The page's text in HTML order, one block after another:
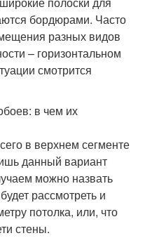
бордюрами. Часто
разных видов
– горизонтальном
смотрится
в чем их
в верхнем сегменте
данный вариант
можно назвать
рассмотреть и
потолка, или, что
стены.